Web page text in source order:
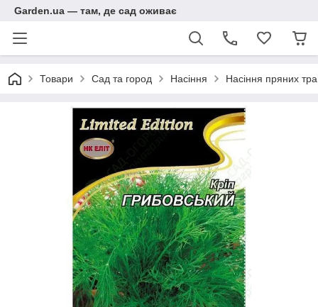
Garden.ua — там, де сад оживає
Товари Сад та город Насіння Насіння пряних